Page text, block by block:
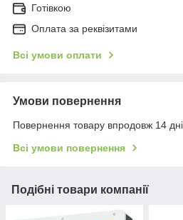
Готівкою
Оплата за реквізитами
Всі умови оплати
Умови повернення
Повернення товару впродовж 14
Всі умови повернення
Подібні товари компанії